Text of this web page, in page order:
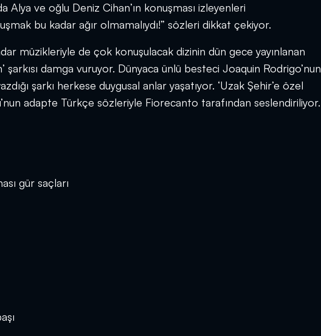
Alya ve oğlu Deniz Cihan’ın konuşması izleyenleri
bu kadar ağır olmamalıydı!” sözleri dikkat çekiyor.
müzikleriyle de çok konuşulacak dizinin dün gece yayınlanan
şarkısı damga vuruyor. Dünyaca ünlü besteci Joaquin Rodrigo’nun
şarkı herkese duygusal anlar yaşatıyor. ‘Uzak Şehir’e özel
adapte Türkçe sözleriyle Fiorecanto tarafından seslendiriliyor.
gür saçları